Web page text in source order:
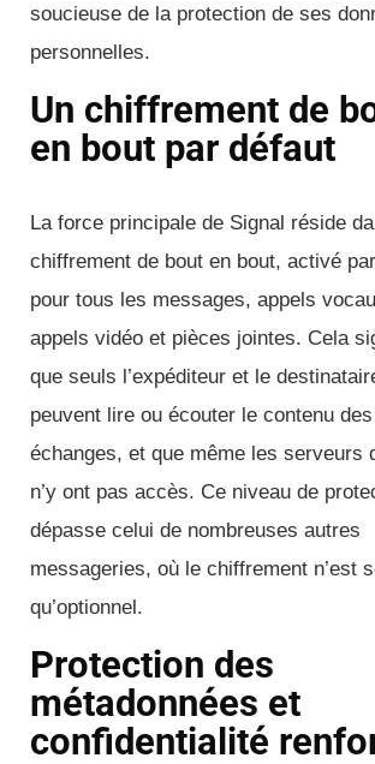
soucieuse de la protection de ses
personnelles.
Un chiffrement de
en bout par défaut
La force principale de Signal réside
chiffrement de bout en bout, activé
pour tous les messages, appels
appels vidéo et pièces jointes. Cela
que seuls l’expéditeur et le
peuvent lire ou écouter le contenu des
échanges, et que même les serveurs
n’y ont pas accès. Ce niveau de
dépasse celui de nombreuses autres
messageries, où le chiffrement n’est
qu’optionnel.
Protection des
métadonnées et
confidentialité